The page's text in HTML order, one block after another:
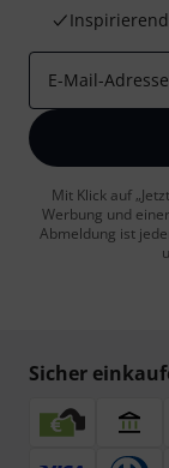
E-Mail-Adresse
Mit Klick auf
Werbung und
Abmeldung ist
Sicher